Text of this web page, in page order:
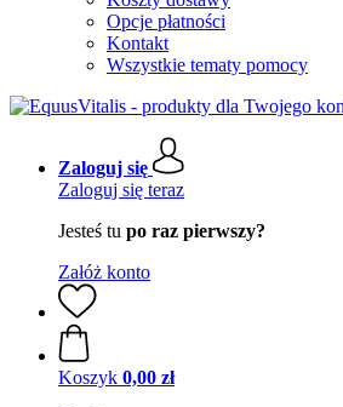
Opcje płatności
Kontakt
Wszystkie tematy pomocy
Zaloguj się
Zaloguj się teraz
Jesteś tu po raz pierwszy?
Załóż konto
Koszyk 0,00 zł